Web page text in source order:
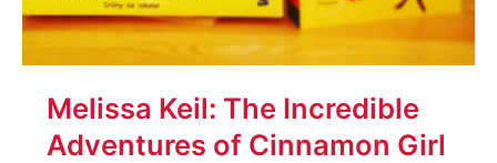
Melissa Keil: The Incredible
Adventures of Cinnamon Girl